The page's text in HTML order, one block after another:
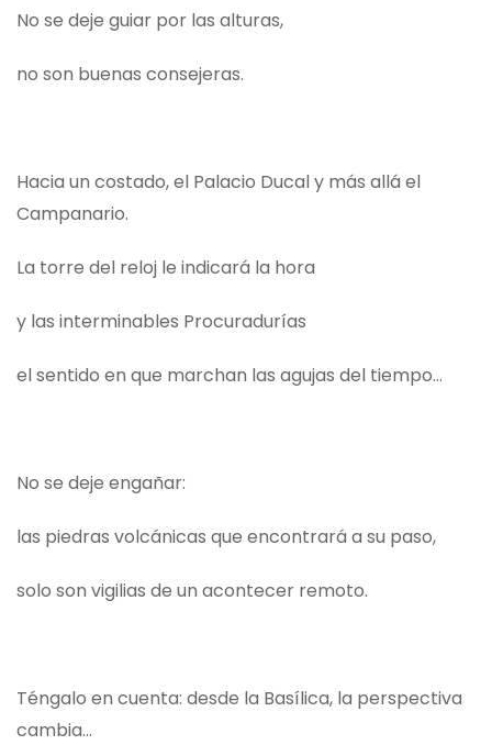
No se deje guiar por las alturas,
no son buenas consejeras.
Hacia un costado, el Palacio Ducal y más allá el
Campanario.
La torre del reloj le indicará la hora
y las interminables Procuradurías
el sentido en que marchan las agujas del tiempo…
No se deje engañar:
las piedras volcánicas que encontrará a su paso,
solo son vigilias de un acontecer remoto.
Téngalo en cuenta: desde la Basílica, la perspectiva
cambia…